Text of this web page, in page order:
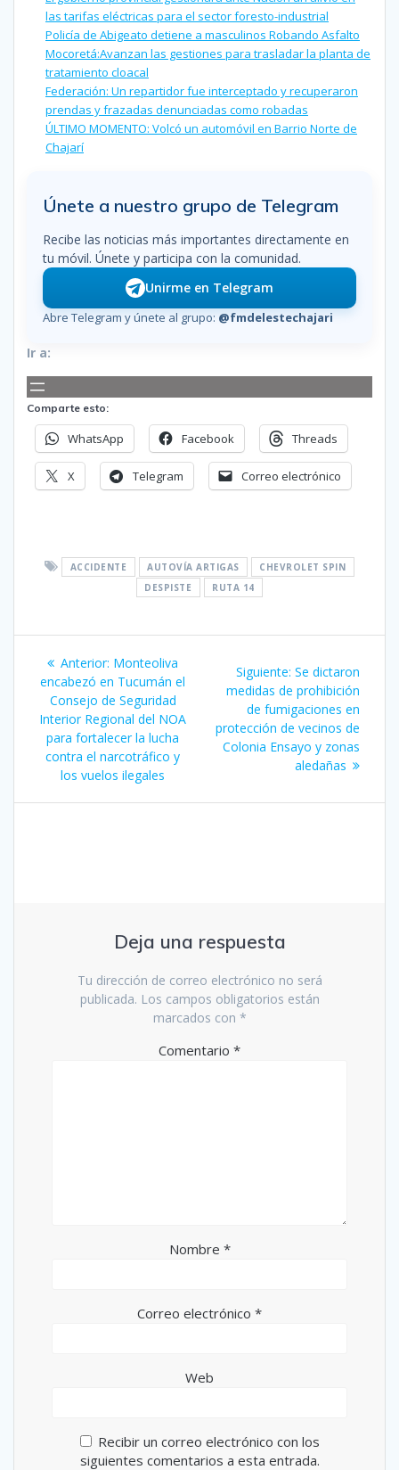
las tarifas eléctricas para el sector foresto-industrial
Policía de Abigeato detiene a masculinos Robando Asfalto
Mocoretá:Avanzan las gestiones para trasladar la planta de
tratamiento cloacal
Federación: Un repartidor fue interceptado y recuperaron
prendas y frazadas denunciadas como robadas
ÚLTIMO MOMENTO: Volcó un automóvil en Barrio Norte de
Chajarí
Únete a nuestro grupo de Telegram
Recibe las noticias más importantes directamente en
tu móvil. Únete y participa con la comunidad.
Unirme en Telegram
Abre Telegram y únete al grupo: @fmdelestechajari
Ir a:
Comparte esto:
WhatsApp Facebook Threads
X Telegram Correo electrónico
ACCIDENTE AUTOVÍA ARTIGAS
CHEVROLET SPIN
DESPISTE
RUTA 14
Navegación
de
entradas
Anterior: Entrada
anterior:
Monteoliva
encabezó en Tucumán el
Consejo de Seguridad
Interior Regional del NOA
para fortalecer la lucha
contra el narcotráfico y
los vuelos ilegales
Siguiente: Siguiente
entrada:
Se dictaron
medidas de prohibición
de fumigaciones en
protección de vecinos de
Colonia Ensayo y zonas
aledañas
Deja una respuesta
Tu dirección de correo electrónico no será
publicada. Los campos obligatorios están
marcados con *
Comentario *
Nombre *
Correo electrónico *
Web
Recibir un correo electrónico con los
siguientes comentarios a esta entrada.